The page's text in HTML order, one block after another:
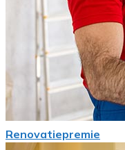
Renovatiepremie